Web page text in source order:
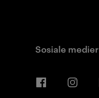
Sosiale medier